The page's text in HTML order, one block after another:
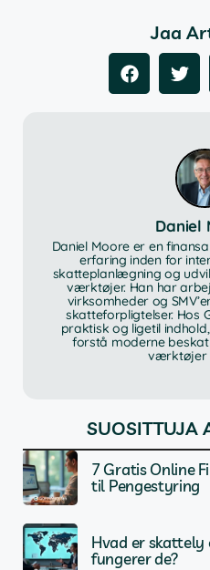
Jaa
Daniel
Daniel Moore er en
erfaring inden for
skatteplanlægning og
værktøjer. Han har
virksomheder og
skatteforpligtelser. Hos
praktisk og ligetil
forstå moderne
værktøjer
SUOSITTUJA
7 Gratis Online
til Pengestyring
Hvad er skattely
fungerer de?